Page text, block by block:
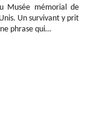
Musée mémorial de
Un survivant y prit
phrase qui…